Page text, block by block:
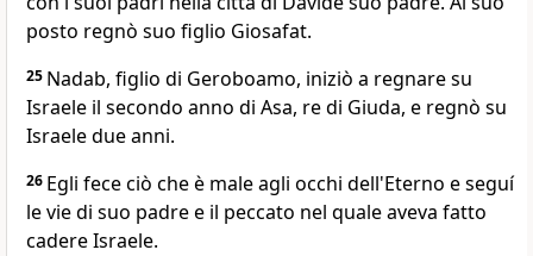
posto regnò suo figlio Giosafat.
25 Nadab, figlio di Geroboamo, iniziò a regnare su
Israele il secondo anno di Asa, re di Giuda, e regnò su
Israele due anni.
26 Egli fece ciò che è male agli occhi dell'Eterno e seguí
le vie di suo padre e il peccato nel quale aveva fatto
cadere Israele.